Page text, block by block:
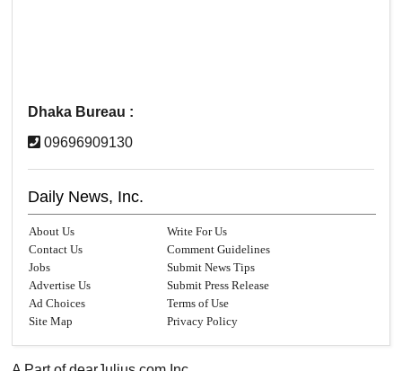
Dhaka Bureau :
09696909130
Daily News, Inc.
About Us
Write For Us
Contact Us
Comment Guidelines
Jobs
Submit News Tips
Advertise Us
Submit Press Release
Ad Choices
Terms of Use
Site Map
Privacy Policy